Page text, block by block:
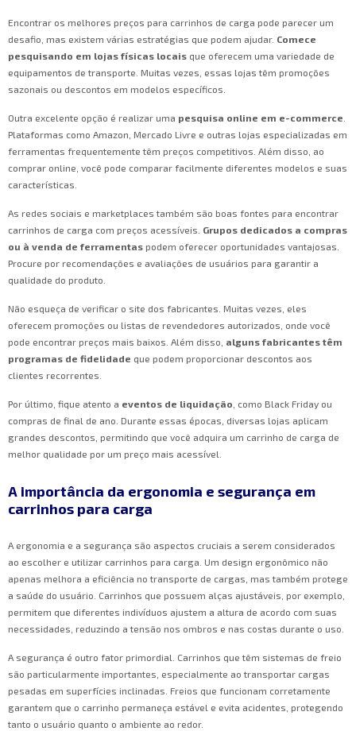
Encontrar os melhores preços para carrinhos de carga pode parecer um
desafio, mas existem várias estratégias que podem ajudar. Comece
pesquisando em lojas físicas locais que oferecem uma variedade de
equipamentos de transporte. Muitas vezes, essas lojas têm promoções
sazonais ou descontos em modelos específicos.
Outra excelente opção é realizar uma pesquisa online em e-commerce
Plataformas como Amazon, Mercado Livre e outras lojas especializadas em
ferramentas frequentemente têm preços competitivos. Além disso, ao
comprar online, você pode comparar facilmente diferentes modelos e suas
características.
As redes sociais e marketplaces também são boas fontes para encontrar
carrinhos de carga com preços acessíveis. Grupos dedicados a compras
ou à venda de ferramentas podem oferecer oportunidades vantajosas.
Procure por recomendações e avaliações de usuários para garantir a
qualidade do produto.
Não esqueça de verificar o site dos fabricantes. Muitas vezes, eles
oferecem promoções ou listas de revendedores autorizados, onde você
pode encontrar preços mais baixos. Além disso, alguns fabricantes têm
programas de fidelidade que podem proporcionar descontos aos
clientes recorrentes.
Por último, fique atento a eventos de liquidação , como Black Friday ou
compras de final de ano. Durante essas épocas, diversas lojas aplicam
grandes descontos, permitindo que você adquira um carrinho de carga de
melhor qualidade por um preço mais acessível.
A importância da ergonomia e segurança em
carrinhos para carga
A ergonomia e a segurança são aspectos cruciais a serem considerados
ao escolher e utilizar carrinhos para carga. Um design ergonômico não
apenas melhora a eficiência no transporte de cargas, mas também protege
a saúde do usuário. Carrinhos que possuem alças ajustáveis, por exemplo,
permitem que diferentes indivíduos ajustem a altura de acordo com suas
necessidades, reduzindo a tensão nos ombros e nas costas durante o uso.
A segurança é outro fator primordial. Carrinhos que têm sistemas de freio
são particularmente importantes, especialmente ao transportar cargas
pesadas em superfícies inclinadas. Freios que funcionam corretamente
garantem que o carrinho permaneça estável e evita acidentes, protegendo
tanto o usuário quanto o ambiente ao redor.